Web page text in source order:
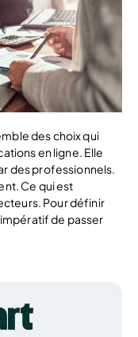
des choix qui
en ligne. Elle
des professionnels.
Ce qui est
Pour définir
de passer